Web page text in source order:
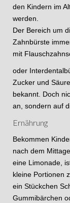
den Kindern im
werden.
Der Bereich um
Zahnbürste
mit
oder
Zucker und
bekannt. Doch
an, sondern auf
Ernährung
Bekommen
nach dem
eine Limonade,
kleine Portionen
ein Stückchen
Gummibärchen